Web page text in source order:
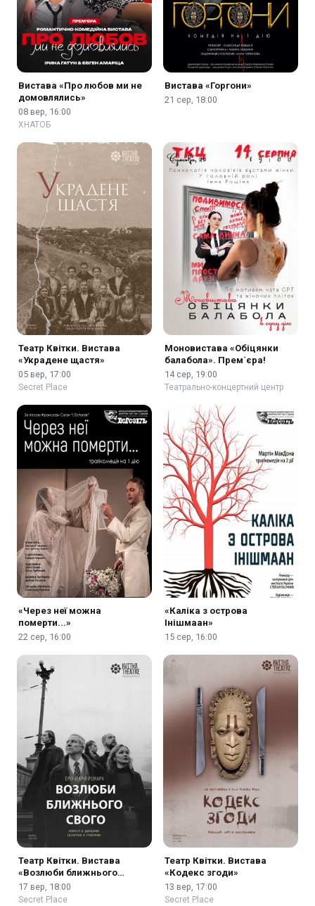
Вистава «Про любов ми не
домовлялись»
08 вер, 16:00
ХНАТОБ
Вистава «Горгони»
21 сер, 18:00
Театр Квітки. Вистава
«Украдене щастя»
05 вер, 17:00
Secret Place
Моновистава «Обіцянки
балабола». Прем`єра!
14 сер, 19:00
Театрально-концертний центр
«Через неї можна
померти...»
22 сер, 16:00
«Каліка з острова
Інішмаан»
15 сер, 16:00
Театр Квітки. Вистава
«Возлюби ближнього
свого»
17 вер, 18:00
Secret Place
Театр Квітки. Вистава
«Кодекс згоди»
13 вер, 17:00
Secret Place